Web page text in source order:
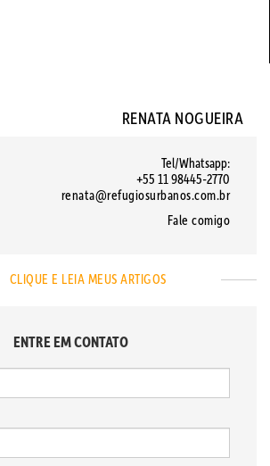
RENATA NOGUEIRA
Tel/Whatsapp:
+55 11 98445-2770
renata@refugiosurbanos.com.br
Fale comigo
CLIQUE E LEIA MEUS ARTIGOS
ENTRE EM CONTATO